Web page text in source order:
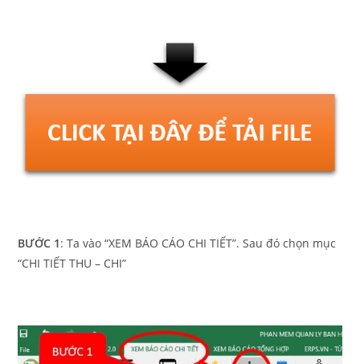
BƯỚC 1: Ta vào “XEM BÁO CÁO CHI TIẾT”. Sau đó chọn mục
“CHI TIẾT THU – CHI”